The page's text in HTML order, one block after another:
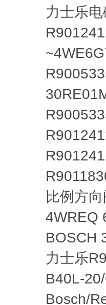
力士乐
比例方
4WREQ
BOSCH
力士乐
B40L-
Bosch/